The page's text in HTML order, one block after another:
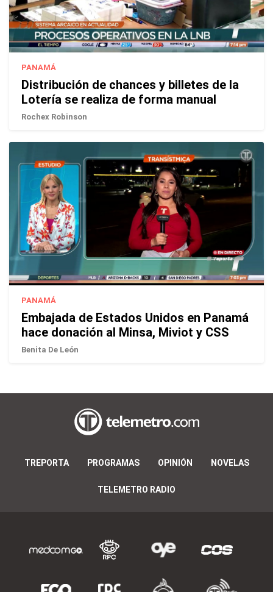
PANAMÁ
Distribución de chances y billetes de la
Lotería se realiza de forma manual
Rochex Robinson
PANAMÁ
Embajada de Estados Unidos en Panamá
hace donación al Minsa, Miviot y CSS
Benita De León
TREPORTA PROGRAMAS OPINIÓN NOVELAS
TELEMETRO RADIO